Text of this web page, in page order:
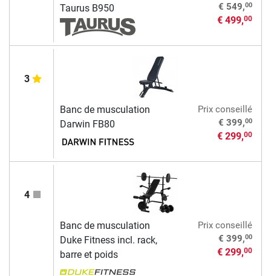
Taurus B950
€ 549,00
€ 499,00
3
Banc de musculation
Darwin FB80
Prix conseillé
€ 399,00
€ 299,00
4
Banc de musculation
Duke Fitness incl. rack,
barre et poids
Prix conseillé
€ 399,00
€ 299,00